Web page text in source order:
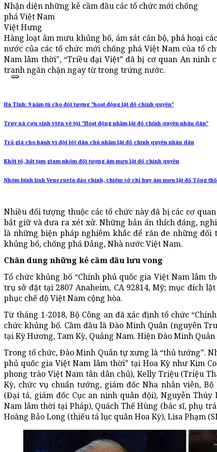
Nhận diện những kẻ cầm đầu các tổ chức mới chống
phá Việt Nam
Việt Hưng
Hàng loạt âm mưu khủng bố, ám sát cán bộ, phá hoại
nước của các tổ chức mới chống phá Việt Nam của tổ
Nam lâm thời", “Triều đại Việt” đã bị cơ quan An ninh
tranh ngăn chặn ngay từ trong trứng nước.
Hà Tĩnh: 9 năm tù cho đối tượng "hoạt động lật đổ chính quyền"
Truy nã cựu sinh viên về tội "Hoạt động nhằm lật đổ chính quyền nhân dân"
Trả giá cho hành vi đội lốt dân chủ nhằm lật đổ chính quyền nhân dân
Khởi tố, bắt tạm giam nhóm đối tượng âm mưu lật đổ chính quyền
Nhóm binh lính Venezuela đảo chính, chiếm sở chỉ huy âm mưu lật đổ Tổng
Nhiều đối tượng thuộc các tổ chức này đã bị các cơ
bắt giữ và đưa ra xét xử. Những bản án thích đáng,
là những biện pháp nghiêm khắc để răn đe những
khủng bố, chống phá Đảng, Nhà nước Việt Nam.
Chân dung những kẻ cầm đầu lưu vong
Tổ chức khủng bố “Chính phủ quốc gia Việt Nam lâm
trụ sở đặt tại 2807 Anaheim, CA 92814, Mỹ; mục đích
phục chế độ Việt Nam cộng hòa.
Từ tháng 1-2018, Bộ Công an đã xác định tổ chức
chức khủng bố. Cầm đầu là Đào Minh Quân (nguyên
tại Kỳ Hương, Tam Kỳ, Quảng Nam. Hiện Đào Minh
Trong tổ chức, Đào Minh Quân tự xưng là “thủ tướng”.
phủ quốc gia Việt Nam lâm thời” tại Hoa Kỳ như Kim
phong trào Việt Nam tân dân chủ), Kelly Triệu (Triệu
Kỳ, chức vụ chuẩn tướng, giám đốc Nha nhân viên,
(Đại tá, giám đốc Cục an ninh quân đội), Nguyễn
Nam lâm thời tại Pháp), Quách Thế Hùng (bác sĩ, phụ
Hoàng Bảo Long (thiếu tá lục quân Hoa Kỳ), Lisa Phạm